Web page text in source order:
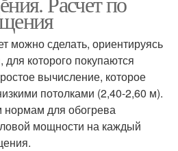
можно сделать, ориентируясь
которого покупаются
вычисление, которое
потолками (2,40-2,60 м).
нормам для обогрева
мощности на каждый